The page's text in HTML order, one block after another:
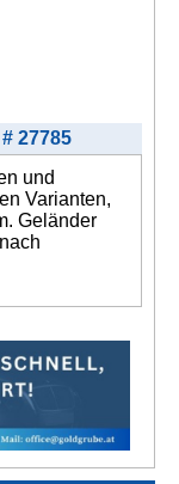
27785
und
Varianten,
Geländer